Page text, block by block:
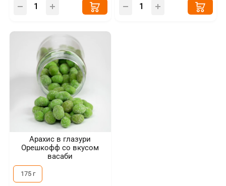
Арахис в глазури
Орешкофф со вкусом
васаби
175 г